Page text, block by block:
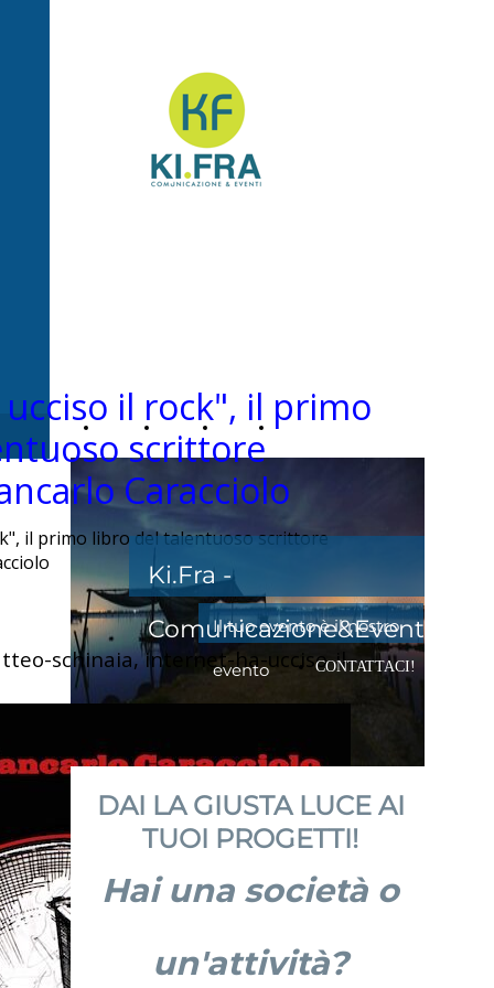
Page siamo
News Contatti
il rock", il primo
scrittore
Caracciolo
il primo libro del talentuoso scrittore
schinaia, internet-ha-ucciso-il-
Ki.Fra -
Comunicazione&Eventi
Il tuo evento è il nostro
evento CONTATTACI!
DAI LA GIUSTA LUCE AI
TUOI PROGETTI!
Hai una società o
un'attività?